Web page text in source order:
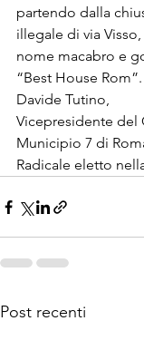
partendo dalla
illegale di via
nome macabro e
“Best House Rom”.
Davide Tutino,
Vicepresidente del
Municipio 7 di
Radicale eletto
Post recenti